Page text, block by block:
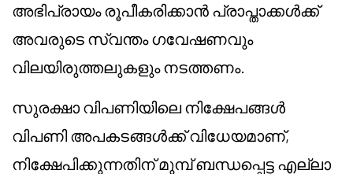
അഭിപ്രായം രൂപീകരിക്കാൻ പ്രാപ്താക്കൾക്ക്
അവരുടെ സ്വന്തം ഗവേഷണവും
വിലയിരുത്തലുകളും നടത്തണം.
സുരക്ഷാ വിപണിയിലെ നിക്ഷേപങ്ങൾ
വിപണി അപകടങ്ങൾക്ക് വിധേയമാണ്,
നിക്ഷേപിക്കുന്നതിന് മുമ്പ് ബന്ധപ്പെട്ട എല്ലാ